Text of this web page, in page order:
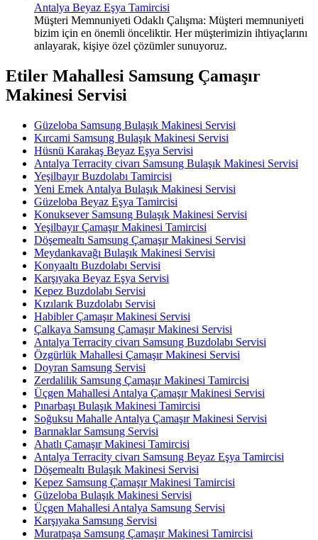
Antalya Beyaz Eşya Tamircisi
Müşteri Memnuniyeti Odaklı Çalışma: Müşteri memnuniyeti
bizim için en önemli önceliktir. Her müşterimizin ihtiyaçlarını
anlayarak, kişiye özel çözümler sunuyoruz.
Etiler Mahallesi Samsung Çamaşır
Makinesi Servisi
Güzeloba Samsung Bulaşık Makinesi Servisi
Kırcami Samsung Bulaşık Makinesi Servisi
Hüsnü Karakaş Beyaz Eşya Servisi
Antalya Terracity civarı Samsung Bulaşık Makinesi Servisi
Yeşilbayır Buzdolabı Tamircisi
Yeni Emek Antalya Bulaşık Makinesi Servisi
Güzeloba Beyaz Eşya Tamircisi
Konuksever Samsung Bulaşık Makinesi Servisi
Yeşilbayır Çamaşır Makinesi Tamircisi
Döşemealtı Samsung Çamaşır Makinesi Servisi
Meydankavağı Bulaşık Makinesi Servisi
Konyaaltı Buzdolabı Servisi
Karşıyaka Beyaz Eşya Servisi
Kepez Buzdolabı Servisi
Kızılarık Buzdolabı Servisi
Habibler Çamaşır Makinesi Servisi
Çalkaya Samsung Çamaşır Makinesi Servisi
Antalya Terracity civarı Samsung Buzdolabı Servisi
Özgürlük Mahallesi Çamaşır Makinesi Servisi
Doyran Samsung Servisi
Zerdalilik Samsung Çamaşır Makinesi Tamircisi
Üçgen Mahallesi Antalya Çamaşır Makinesi Servisi
Pınarbaşı Bulaşık Makinesi Tamircisi
Soğuksu Mahalle Antalya Çamaşır Makinesi Servisi
Barınaklar Samsung Servisi
Ahatlı Çamaşır Makinesi Tamircisi
Antalya Terracity civarı Samsung Beyaz Eşya Tamircisi
Döşemealtı Bulaşık Makinesi Servisi
Kepez Samsung Çamaşır Makinesi Tamircisi
Güzeloba Bulaşık Makinesi Servisi
Üçgen Mahallesi Antalya Samsung Servisi
Karşıyaka Samsung Servisi
Muratpaşa Samsung Çamaşır Makinesi Tamircisi